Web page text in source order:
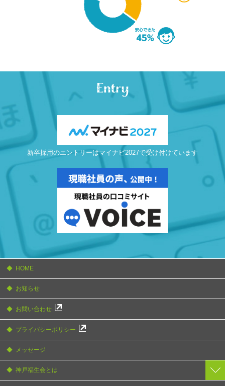
Entry
新卒採用のエントリーはマイナビ2027で受け付けています
HOME
お知らせ
お問い合わせ
プライバシーポリシー
メッセージ
神戸福生会とは